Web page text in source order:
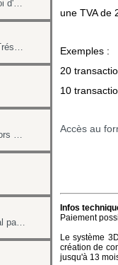
Copie de Mail au Trésorier lors de l'envoi d'un reçu
Adresse mail de l'Administrateur de la Trésorerie
Générer automatiquement une facture lors d'une vente dans la boutique
Envoyer automatiquement un reçu fiscal par mail lors d'une réponse à un formulaire en ligne
une TVA de
Exemples :
20
10
Accès au
Infos
Paiement
Le système
création de
jusqu'à 13